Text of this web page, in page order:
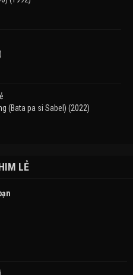
(Bata pa si Sabel) (2022)
Conan 26: Tàu Ngầm Sắt Màu
Iron Submarine (2023)
LẺ